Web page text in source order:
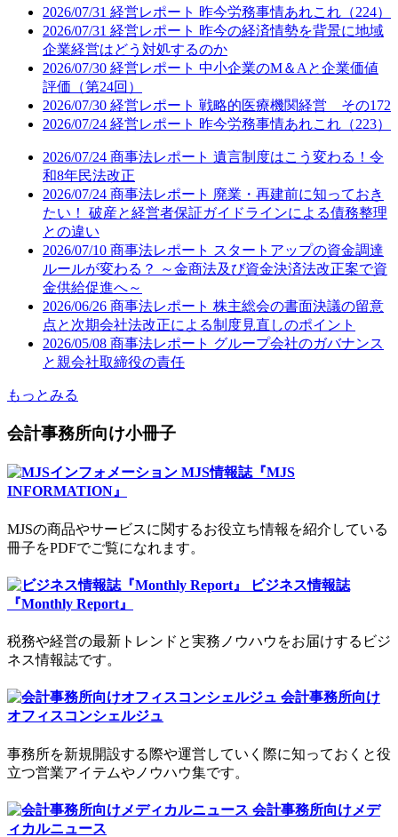
2026/07/31 経営レポート 昨今労務事情あれこれ（224）
2026/07/31 経営レポート 昨今の経済情勢を背景に地域
企業経営はどう対処するのか
2026/07/30 経営レポート 中小企業のM＆Aと企業価値
評価（第24回）
2026/07/30 経営レポート 戦略的医療機関経営 その172
2026/07/24 経営レポート 昨今労務事情あれこれ（223）
2026/07/24 商事法レポート 遺言制度はこう変わる！令
和8年民法改正
2026/07/24 商事法レポート 廃業・再建前に知っておき
たい！ 破産と経営者保証ガイドラインによる債務整理
との違い
2026/07/10 商事法レポート スタートアップの資金調達
ルールが変わる？ ～金商法及び資金決済法改正案で資
金供給促進へ～
2026/06/26 商事法レポート 株主総会の書面決議の留意
点と次期会社法改正による制度見直しのポイント
2026/05/08 商事法レポート グループ会社のガバナンス
と親会社取締役の責任
もっとみる
会計事務所向け小冊子
MJS情報誌『MJS
INFORMATION』
MJSの商品やサービスに関するお役立ち情報を紹介している
冊子をPDFでご覧になれます。
ビジネス情報誌
『Monthly Report』
税務や経営の最新トレンドと実務ノウハウをお届けするビジ
ネス情報誌です。
会計事務所向け
オフィスコンシェルジュ
事務所を新規開設する際や運営していく際に知っておくと役
立つ営業アイテムやノウハウ集です。
会計事務所向けメデ
ィカルニュース